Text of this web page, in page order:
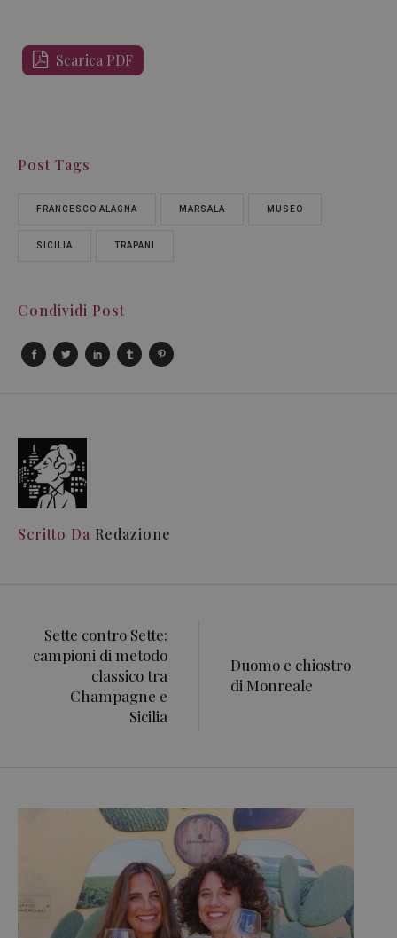
Scarica PDF
Post Tags
FRANCESCO ALAGNA MARSALA MUSEO
SICILIA TRAPANI
Condividi Post
Scritto Da Redazione
Sette contro Sette:
campioni di metodo
classico tra
Champagne e
Sicilia
Duomo e chiostro
di Monreale